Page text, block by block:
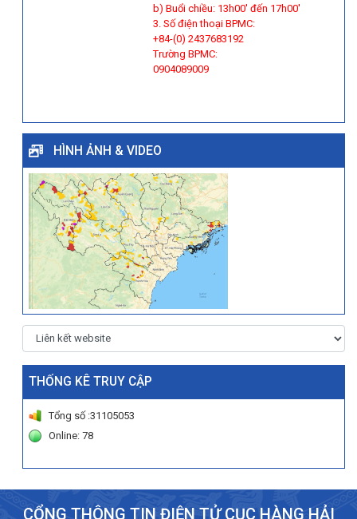
b) Buổi chiều: 13h00' đến 17h00'
3. Số điện thoại BPMC:
+84-(0) 2437683192
Trường BPMC:
0904089009
HÌNH ẢNH & VIDEO
THỐNG KÊ TRUY CẬP
Tổng số :31105053
Online: 78
CỔNG THÔNG TIN ĐIỆN TỬ CỤC HÀNG HẢI